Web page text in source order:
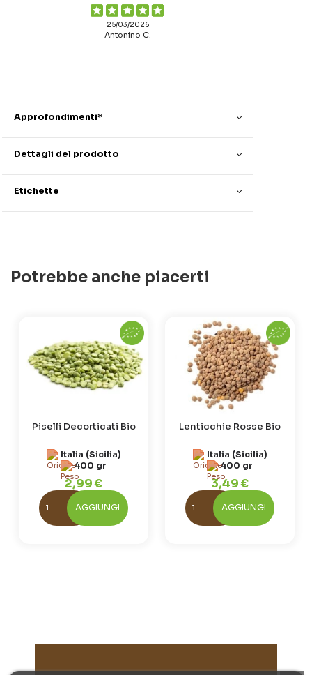
25/03/2026
Antonino C.
Approfondimenti*
Dettagli del prodotto
Etichette
Potrebbe anche piacerti
Piselli Decorticati Bio
Italia (Sicilia)
400 gr
2,99 €
AGGIUNGI
Lenticchie Rosse Bio
Italia (Sicilia)
400 gr
3,49 €
AGGIUNGI